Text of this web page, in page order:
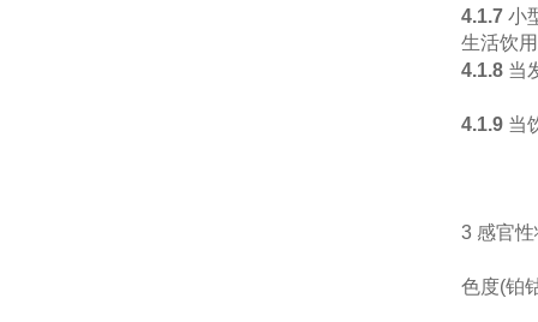
生活饮
4.1.7 小
4.1.8 当
4.1.9 当
3 感官
色度(铂